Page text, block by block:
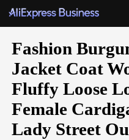
Fashion
Jacket Coat
Fluffy Loose
Female
Lady Street